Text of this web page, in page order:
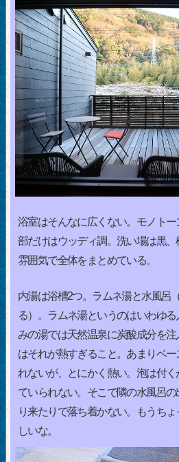
浴室はそんなに広くない。モノト
部だけはウッディ調。洗い場は黒
雰囲気で全体をまとめている。
内湯は浴槽2つ。ラムネ湯と水風呂
る）。ラムネ湯というのはいわゆ
みの湯では天然温泉に炭酸成分を
はそれが熱すぎること。あまりベ
れないが、とにかく熱い。泡は付
ていられない。そこで隣の水風呂
り来たりで落ち着かない。もうち
しいな。